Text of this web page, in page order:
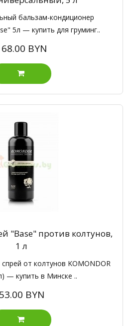
бальзам-кондиционер
5л — купить для груминг..
BYN
"Base" против колтунов,
1 л
от колтунов KOMONDOR
— купить в Минске ..
53.00 BYN